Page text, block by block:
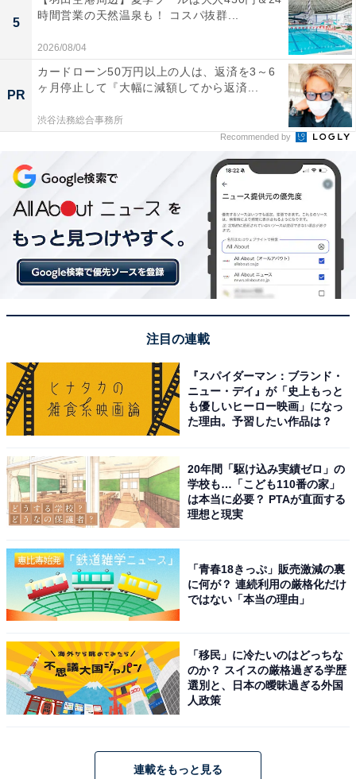
「あまり生々しいことがないほうが家族としてはうまく
いくんじゃないでしょうか」
家族はぬるま湯のような関係がラクでいいと彼は淡々と
話した。
夫婦は平穏無事がいちばん!?
子育てに翻弄されてきた夫婦は、「とにかく平穏無事が
いちばん」なのかもしれない。特に夫側は。
「夫婦の間は倦怠期かもしれませんが、子どもたちはま
だまだこれからいろいろなことがある世代だし、親とし
ては楽しみがありますからね。子ども中心の家庭だか
ら、夫婦はお互いに飽きていてもいいんじゃないです
か」
タツヤさん（43歳）も「倦怠期上等」と言わんばかり
だ。妻とはすでに兄妹のような関係が10年近く続いてい
るが、「長年、一緒に暮らしている夫婦ならそれも当
枯れてはいない。
5
時間営業の天然温泉も！ コスパ抜群...
2026/08/04
PR
カードローン50万円以上の人は、返済を3～6
ヶ月停止して『大幅に減額してから返済...
渋谷法務総合事務所
Recommended by
注目の連載
『スパイダーマン：ブランド・
ニュー・デイ』が「史上もっと
も優しいヒーロー映画」になっ
た理由。予習したい作品は？
20年間「駆け込み実績ゼロ」の
学校も…「こども110番の家」
は本当に必要？ PTAが直面する
理想と現実
「青春18きっぷ」販売激減の裏
に何が？ 連続利用の厳格化だけ
ではない「本当の理由」
「移民」に冷たいのはどっちな
のか？ スイスの厳格過ぎる学歴
選別と、日本の曖昧過ぎる外国
人政策
連載をもっと見る